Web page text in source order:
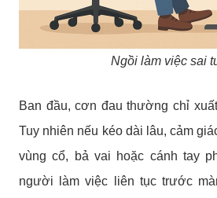
Ngồi làm việc sai
Ban đầu, cơn đau thường chỉ
Tuy nhiên nếu kéo dài lâu, cảm
vùng cổ, bả vai hoặc cánh tay
người làm việc liên tục trước